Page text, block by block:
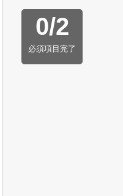
0/2
必須項目完了